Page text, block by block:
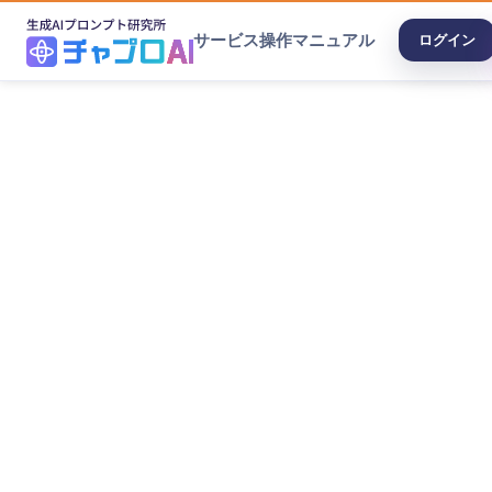
サービス操作マニュアル ログイン